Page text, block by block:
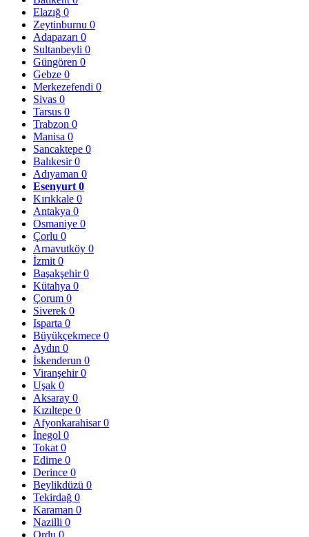
Elazığ 0
Zeytinburnu 0
Adapazarı 0
Sultanbeyli 0
Güngören 0
Gebze 0
Merkezefendi 0
Sivas 0
Tarsus 0
Trabzon 0
Manisa 0
Sancaktepe 0
Balıkesir0
Adıyaman 0
Esenyurt 0
Kırıkkale 0
Antakya 0
Osmaniye 0
Çorlu 0
Arnavutköy 0
İzmit 0
Başakşehir0
Kütahya 0
Çorum 0
Siverek 0
Isparta 0
Büyükçekmece 0
Aydın 0
İskenderun 0
Viranşehir0
Uşak 0
Aksaray 0
Kızıltepe 0
Afyonkarahisar0
İnegol 0
Tokat 0
Edirne 0
Derince 0
Beylikdüzü 0
Tekirdağ 0
Karaman 0
Nazilli 0
Ordu 0